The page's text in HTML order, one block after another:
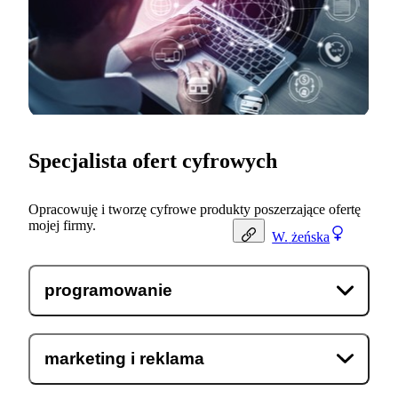
W. żeńska
Specjalista ofert cyfrowych
Opracowuję i tworzę cyfrowe produkty poszerzające ofertę
mojej firmy.
programowanie
marketing i reklama